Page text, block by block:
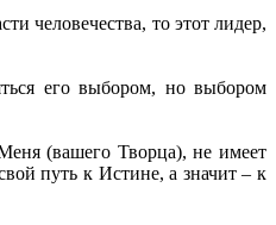
человечества, то этот лидер,
его выбором, но выбором
(вашего Творца), не имеет
путь к Истине, а значит – к